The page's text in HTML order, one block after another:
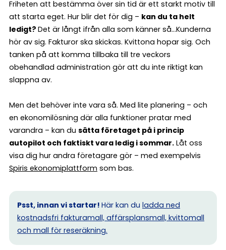
Friheten att bestämma över sin tid är ett starkt motiv till
att starta eget. Hur blir det för dig – kan du ta helt
ledigt? Det är långt ifrån alla som känner så…Kunderna
hör av sig. Fakturor ska skickas. Kvittona hopar sig. Och
tanken på att komma tillbaka till tre veckors
obehandlad administration gör att du inte riktigt kan
slappna av.
Men det behöver inte vara så. Med lite planering – och
en ekonomilösning där alla funktioner pratar med
varandra – kan du sätta företaget på i princip
autopilot och faktiskt vara ledig i sommar. Låt oss
visa dig hur andra företagare gör – med exempelvis
Spiris ekonomiplattform som bas.
Psst, innan vi startar! Här kan du ladda ned
kostnadsfri fakturamall, affärsplansmall, kvittomall
och mall för reseräkning.